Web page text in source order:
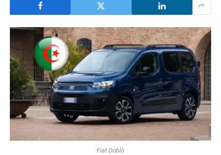
Fiat Doblò